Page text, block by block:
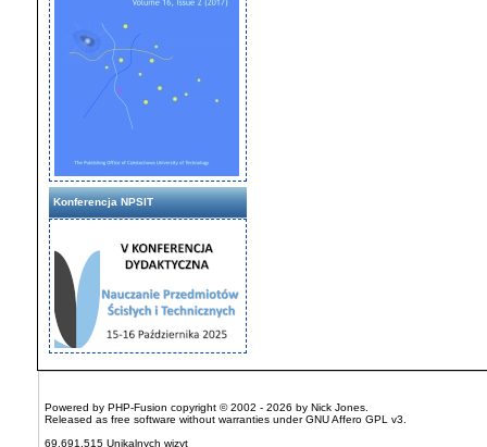
Konferencja NPSIT
Powered by PHP-Fusion copyright © 2002 - 2026 by Nick Jones.
Released as free software without warranties underGNU Affero GPL
v3.
69,691,515 Unikalnych wizyt